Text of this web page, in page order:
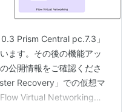
Prism Central pc.7.3」
ます。その後の機能アッ
公開情報をご確認くださ
Recovery」での仮想マ
Virtual Networkingの